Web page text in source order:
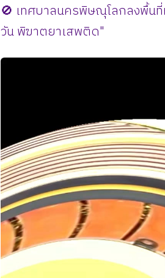
🚫 เทศบาลนครพิษณุโลกลงพื้น
วัน พิฆาตยาเสพติด"